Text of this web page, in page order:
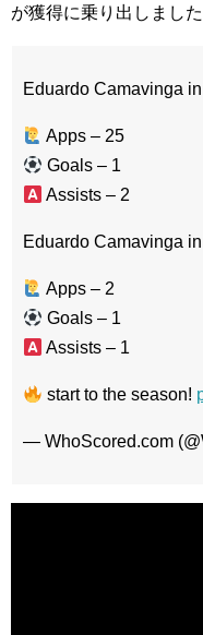
が獲得に乗り出しました
Eduardo Camavinga
Apps – 25
Goals – 1
Assists – 2
Eduardo Camavinga
Apps – 2
Goals – 1
Assists – 1
start to the season!
— WhoScored.com